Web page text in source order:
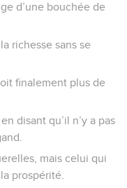
d’une bouchée de
richesse sans se
finalement plus de
disant qu’il n’y a pas
mais celui qui
prospérité.